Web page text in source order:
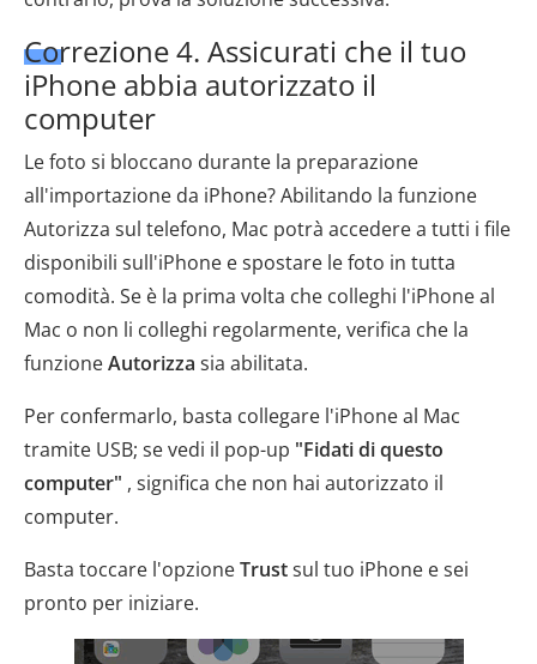
Correzione 4. Assicurati che il tuo
iPhone abbia autorizzato il
computer
Le foto si bloccano durante la preparazione
all'importazione da iPhone? Abilitando la funzione
Autorizza sul telefono, Mac potrà accedere a tutti i file
disponibili sull'iPhone e spostare le foto in tutta
comodità. Se è la prima volta che colleghi l'iPhone al
Mac o non li colleghi regolarmente, verifica che la
funzioneAutorizza sia abilitata.
Per confermarlo, basta collegare l'iPhone al Mac
tramite USB; se vedi il pop-up "Fidati di questo
computer" , significa che non hai autorizzato il
computer.
Basta toccare l'opzioneTrustsul tuo iPhone e sei
pronto per iniziare.